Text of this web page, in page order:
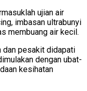
ujian air
imbasan ultrabunyi
membuang air kecil.
dan pesakit didapati
dengan ubat-
kesihatan